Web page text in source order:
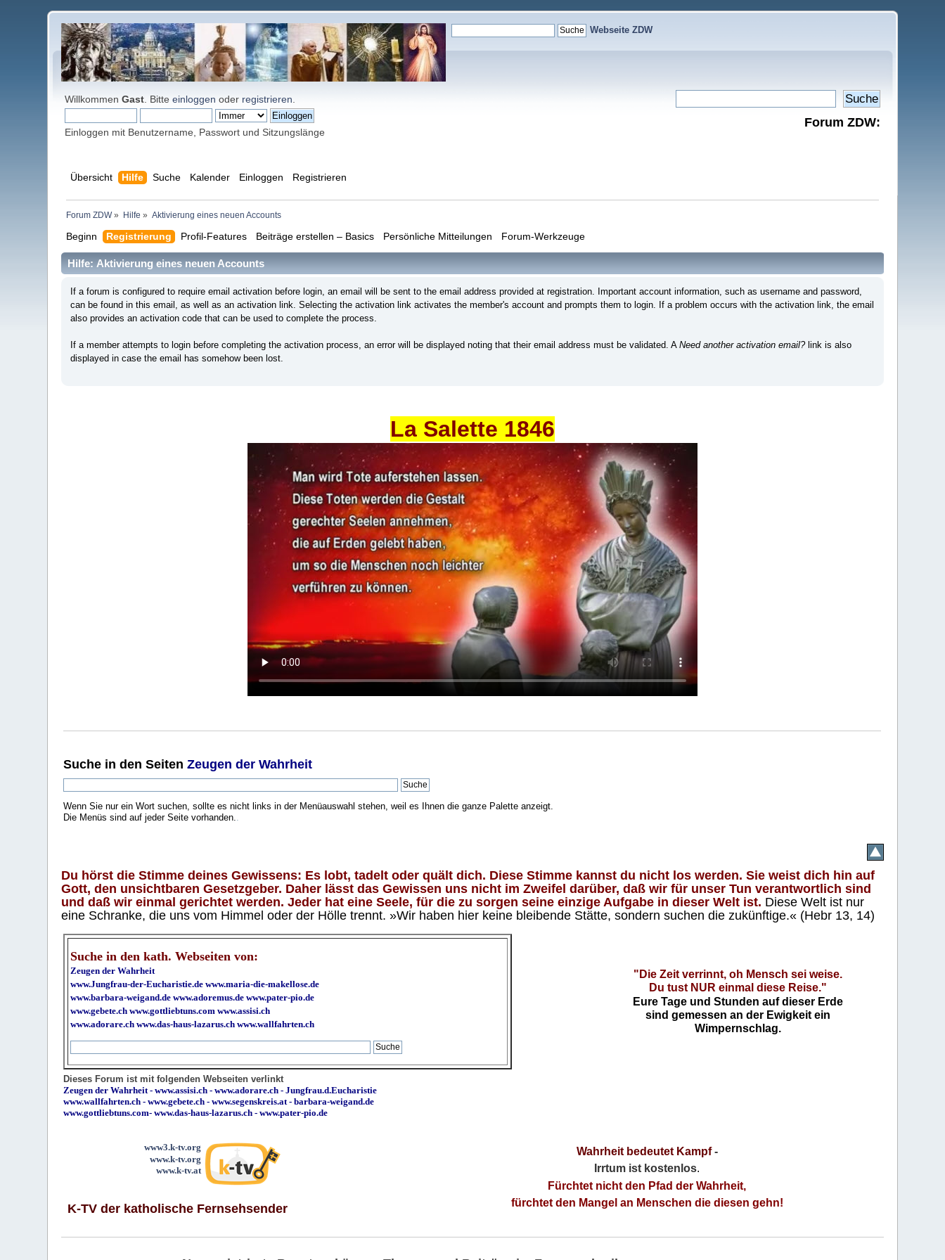
Webseite ZDW
WillkommenGast . Bitteeinloggen oder registrieren
Einloggen mit Benutzername, Passwort und Sitzungslänge
Forum ZDW:
Übersicht Hilfe Suche Kalender Einloggen Registrieren
Forum ZDW» Hilfe » Aktivierung eines neuen Accounts
Beginn Registrierung Profil-Features Beiträge erstellen – Basics Persönliche Mitteilungen Forum-Werkzeuge
Hilfe: Aktivierung eines neuen Accounts
If a forum is configured to require email activation before login, an email will be sent to the email address provided at registration. Important account information, such as username and password,
can be found in this email, as well as an activation link. Selecting the activation link activates the member's account and prompts them to login. If a problem occurs with the activation link, the email
also provides an activation code that can be used to complete the process.
If a member attempts to login before completing the activation process, an error will be displayed noting that their email address must be validated. A Need another activation email?link is also
displayed in case the email has somehow been lost.
La Salette 1846
Suche in den SeitenZeugen der Wahrheit
Wenn Sie nur ein Wort suchen, sollte es nicht links in der Menüauswahl stehen, weil es Ihnen die ganze Palette anzeigt.
Die Menüs sind auf jeder Seite vorhanden..
Du hörst die Stimme deines Gewissens: Es lobt, tadelt oder quält dich. Diese Stimme kannst du nicht los werden. Sie weist dich hin auf
Gott, den unsichtbaren Gesetzgeber. Daher lässt das Gewissen uns nicht im Zweifel darüber, daß wir für unser Tun verantwortlich sind
und daß wir einmal gerichtet werden. Jeder hat eine Seele, für die zu sorgen seine einzige Aufgabe in dieser Welt ist. Diese Welt ist nur
eine Schranke, die uns vom Himmel oder der Hölle trennt. »Wir haben hier keine bleibende Stätte, sondern suchen die zukünftige.« (Hebr 13, 14)
Suche in den kath. Webseiten von:
Zeugen der Wahrheit
www.Jungfrau-der-Eucharistie.de www.maria-die-makellose.de
www.barbara-weigand.de www.adoremus.de www.pater-pio.de
www.gebete.ch www.gottliebtuns.com www.assisi.ch
www.adorare.ch www.das-haus-lazarus.ch www.wallfahrten.ch
"Die Zeit verrinnt, oh Mensch sei weise.
Du tust NUR einmal diese Reise."
Eure Tage und Stunden auf dieser Erde
sind gemessen an der Ewigkeit ein
Wimpernschlag.
Dieses Forum ist mit folgenden Webseiten verlinkt
Zeugen der Wahrheit-www.assisi.ch -www.adorare.ch -Jungfrau.d.Eucharistie
www.wallfahrten.ch -www.gebete.ch -www.segenskreis.at-barbara-weigand.de
www.gottliebtuns.com-www.das-haus-lazarus.ch - www.pater-pio.de
www3.k-tv.org
www.k-tv.org
www.k-tv.at
K-TV der katholische Fernsehsender
Wahrheit bedeutet Kampf-
Irrtum ist kostenlos.
Fürchtet nicht den Pfad der Wahrheit,
fürchtet den Mangel an Menschen die diesen gehn!